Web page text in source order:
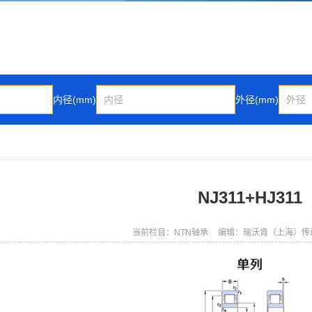
内径(mm) 外径(mm)
NJ311+HJ311
当前栏目：NTN轴承 编辑：瑞沃肯（上海）